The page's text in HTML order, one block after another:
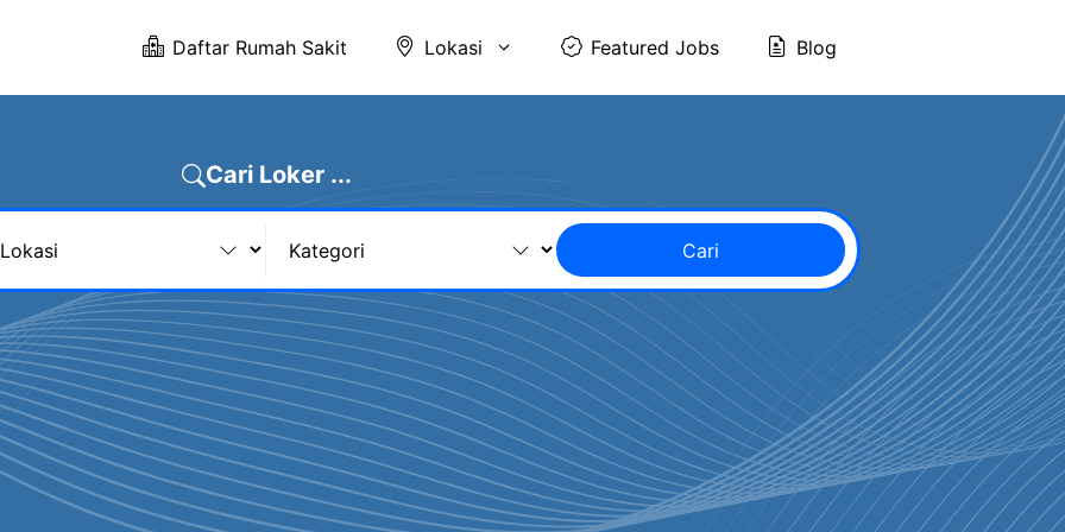
Daftar Rumah Sakit Lokasi Featured Jobs Blog
Cari Loker ...
Cari